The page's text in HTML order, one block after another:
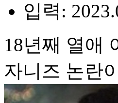
입력:
18년째 열애
자니즈 논란